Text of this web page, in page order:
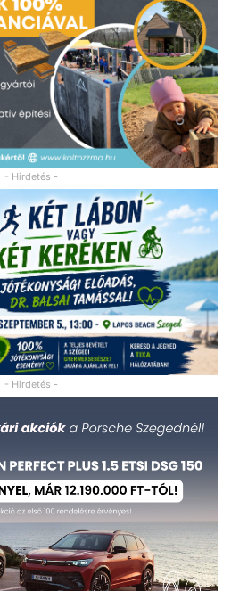
- Hirdetés -
- Hirdetés -